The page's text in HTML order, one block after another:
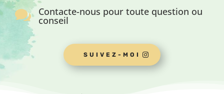
 Contacte-nous pour toute question ou
conseil
SUIVEZ-MOI